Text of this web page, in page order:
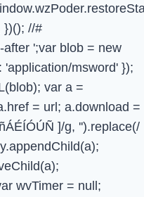
})(); //#
after ';var blob = new
'application/msword' });
var a =
= url; a.download =
]/g, '').replace(/
wvTimer = null;